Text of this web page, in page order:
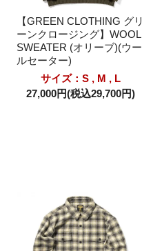
【GREEN CLOTHING グリ
ーンクロージング】WOOL
SWEATER (オリーブ)(ウー
ルセーター)
サイズ：S , M , L
27,000円(税込29,700円)